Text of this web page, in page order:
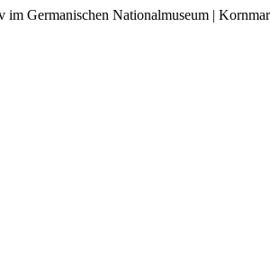
im Germanischen Nationalmuseum |